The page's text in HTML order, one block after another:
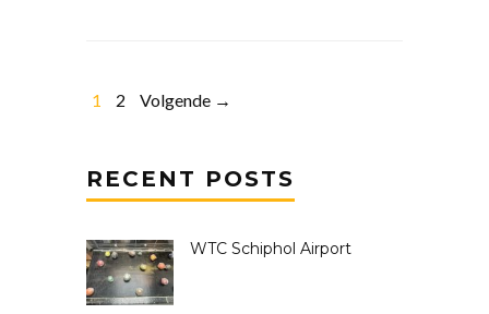
1 2 Volgende →
RECENT POSTS
WTC Schiphol Airport